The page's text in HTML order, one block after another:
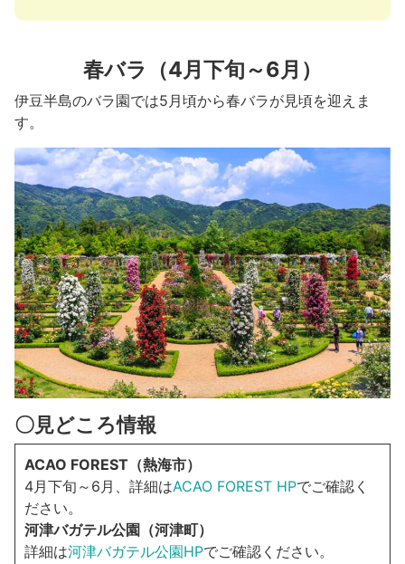
春バラ（4月下旬～6月）
伊豆半島のバラ園では5月頃から春バラが見頃を迎えま
す。
〇見どころ情報
ACAO FOREST（熱海市）
4月下旬～6月、詳細はACAO FOREST HPでご確認く
ださい。
河津バガテル公園（河津町）
詳細は河津バガテル公園HPでご確認ください。